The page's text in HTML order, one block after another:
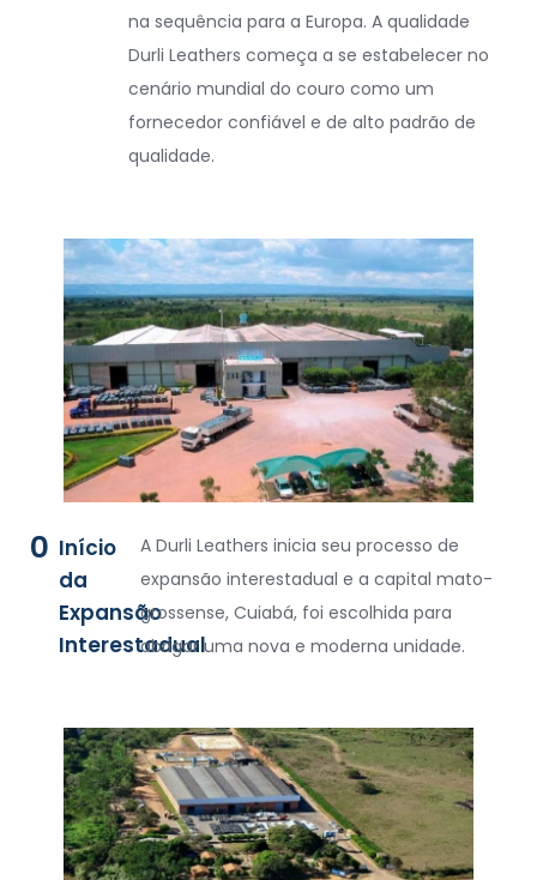
na sequência para a Europa. A qualidade
Durli Leathers começa a se estabelecer no
cenário mundial do couro como um
fornecedor confiável e de alto padrão de
qualidade.
0 Início
da
Expansão
Interestadual
A Durli Leathers inicia seu processo de
expansão interestadual e a capital mato-
grossense, Cuiabá, foi escolhida para
abrigar uma nova e moderna unidade.